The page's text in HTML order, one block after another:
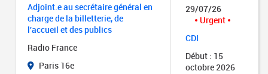
Adjoint.e au secrétaire général en
charge de la billetterie, de
l'accueil et des publics
Radio France
Paris 16e
29/07/26
Urgent
CDI
Début : 15
octobre 2026